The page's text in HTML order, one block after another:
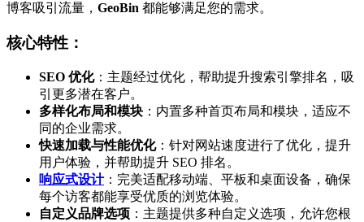
博客吸引流量， GeoBin 都能够满足您的需求。
核心特性：
SEO 优化：主题经过优化，帮助提升搜索引擎排名，吸
引更多潜在客户。
多样化布局和模块 ：内置多种首页布局和模块，适应不
同的企业需求。
快速加载与性能优化：针对网站速度进行了优化，提升
用户体验，并帮助提升 SEO 排名。
响应式设计：完美适配移动端、平板和桌面设备，确保
每个访客都能享受优质的浏览体验。
自定义品牌选项 ：主题提供多种自定义选项，允许您根